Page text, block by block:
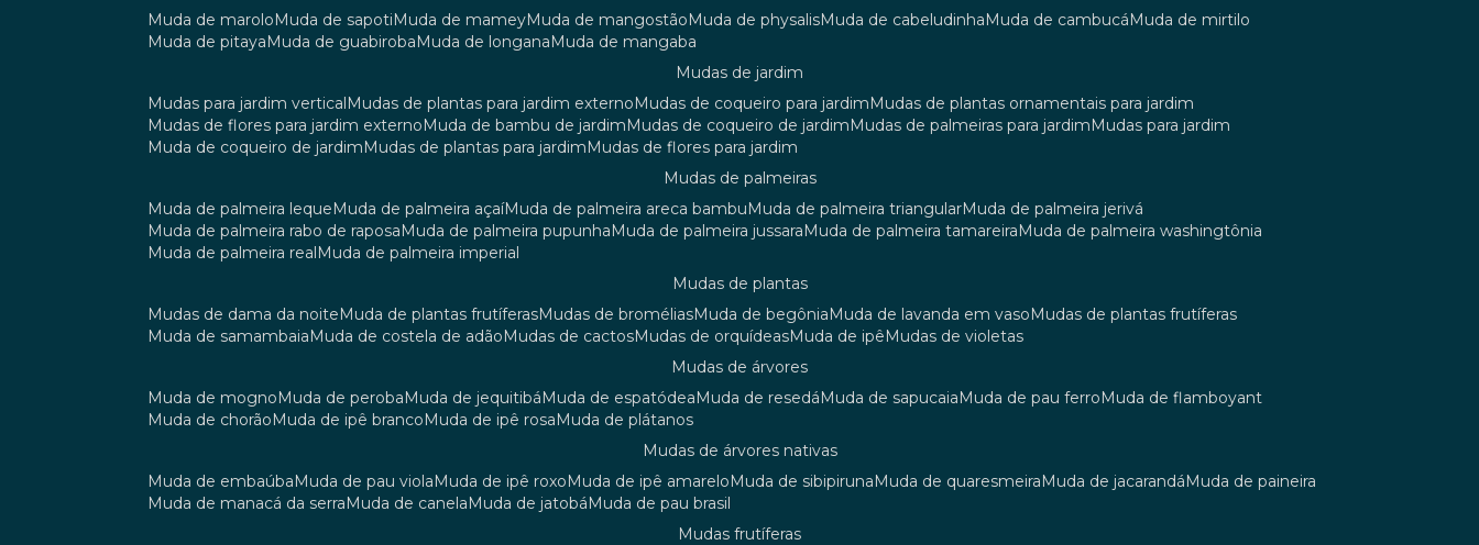
muda de marolo
muda de sapoti muda de mamey muda de mangostão muda de physalis muda de cabeludinha muda de cambucá
muda de mirtilo
muda de pitaya
muda de guabiroba muda de longana
muda de mangaba
mudas de jardim
mudas para jardim vertical
mudas de plantas para jardim externo mudas de coqueiro para jardim
mudas de plantas ornamentais para jardim
mudas de flores para jardim externo
muda de bambu de jardim mudas de coqueiro de jardim mudas de palmeiras para jardim
mudas para jardim
muda de coqueiro de jardim
mudas de plantas para jardim
mudas de flores para jardim
mudas de palmeiras
muda de palmeira leque
muda de palmeira açaí muda de palmeira areca bambu muda de palmeira triangular
muda de palmeira jerivá
muda de palmeira rabo de raposa
muda de palmeira pupunha muda de palmeira jussara muda de palmeira tamareira
muda de palmeira washingtônia
muda de palmeira real
muda de palmeira imperial
mudas de plantas
mudas de dama da noite
muda de plantas frutíferas mudas de bromélias muda de begônia muda de lavanda em vaso
mudas de plantas frutíferas
muda de samambaia
muda de costela de adão mudas de cactos mudas de orquídeas muda de ipê
mudas de violetas
mudas de árvores
muda de mogno
muda de peroba muda de jequitibá muda de espatódea muda de resedá muda de sapucaia muda de pau ferro
muda de flamboyant
muda de chorão
muda de ipê branco muda de ipê rosa
muda de plátanos
mudas de árvores nativas
muda de embaúba
muda de pau viola muda de ipê roxo muda de ipê amarelo muda de sibipiruna muda de quaresmeira muda de jacarandá
muda de paineira
muda de manacá da serra
muda de canela muda de jatobá
muda de pau brasil
mudas frutíferas